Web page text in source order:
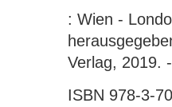
: Wien -
Verlag, 2019.
ISBN 978-3-